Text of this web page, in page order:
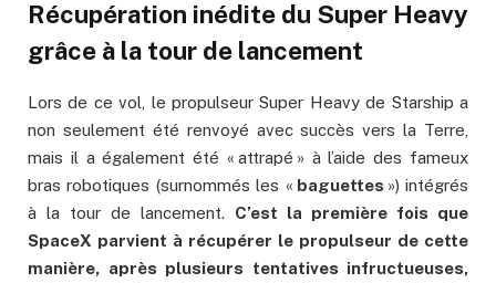
Récupération inédite du Super Heavy
grâce à la tour de lancement
Lors de ce vol, le propulseur Super Heavy de Starship a
non seulement été renvoyé avec succès vers la Terre,
mais il a également été « attrapé » à l’aide des fameux
bras robotiques (surnommés les « baguettes ») intégrés
à la tour de lancement. C’est la première fois que
SpaceX parvient à récupérer le propulseur de cette
manière, après plusieurs tentatives infructueuses,